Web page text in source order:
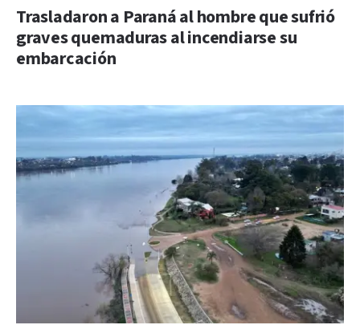
Trasladaron a Paraná al hombre que sufrió
graves quemaduras al incendiarse su
embarcación